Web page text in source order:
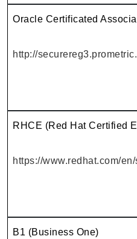
Oracle Certificated
http://
RHCE (Red Hat Certified
https://www.redhat.com/
B1 (Business One)